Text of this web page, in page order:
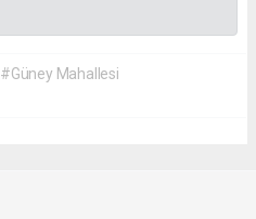
#Güney Mahallesi